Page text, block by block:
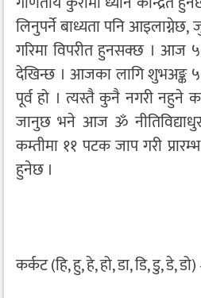
लिनुपर्ने बाध्यता पनि
गरिमा विपरीत हुनसक्छ । आज
देखिन्छ । आजका लागि शुभअङ्क
पूर्व हो । त्यस्तै कुनै नगरी नहुने
जानुछ भने आज ॐ
कम्तीमा ११ पटक जाप गरी
हुनेछ ।
कर्कट (हि, हु, हे, हो, डा, डि, डु, डे,